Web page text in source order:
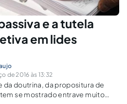
e a tutela
em lides
de 2016 às 13:32
da doutrina, da propositura de
se mostrado entrave muito